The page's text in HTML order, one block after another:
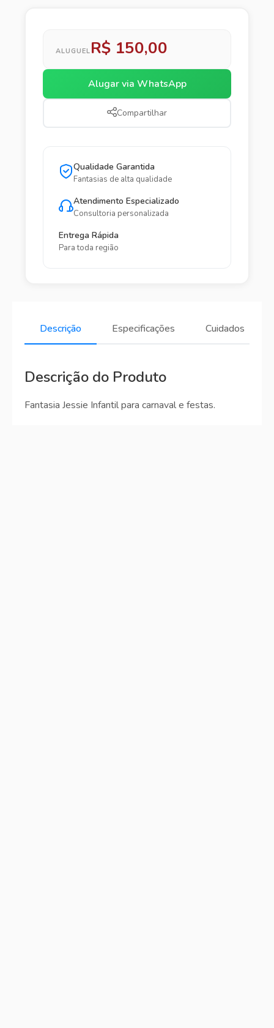
ALUGUEL R$ 150,00
Alugar via WhatsApp
Compartilhar
Qualidade Garantida
Fantasias de alta qualidade
Atendimento Especializado
Consultoria personalizada
Entrega Rápida
Para toda região
Descrição Especificações Cuidados
Descrição do Produto
Fantasia Jessie Infantil para carnaval e festas.